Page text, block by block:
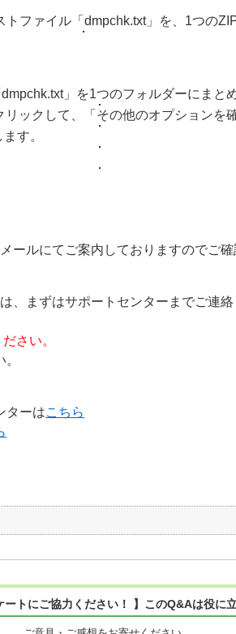
ファイル「dmpchk.txt」を、1つの
」を1つのフォルダーにまと
ックして、「その他のオプションを
す。
ルにてご案内しておりますのでご確
、まずはサポートセンターまでご連
さい。
ターはこちら
トにご協力ください！ 】このQ&Aは役に